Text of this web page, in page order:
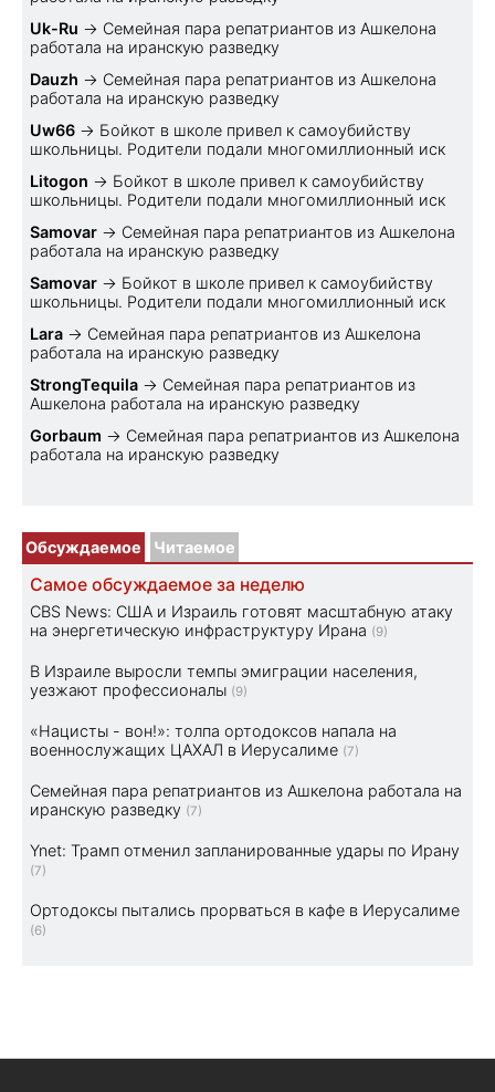
Uk-Ru → Семейная пара репатриантов из Ашкелона
работала на иранскую разведку
Dauzh → Семейная пара репатриантов из Ашкелона
работала на иранскую разведку
Uw66 → Бойкот в школе привел к самоубийству
школьницы. Родители подали многомиллионный иск
Litogon → Бойкот в школе привел к самоубийству
школьницы. Родители подали многомиллионный иск
Samovar → Семейная пара репатриантов из Ашкелона
работала на иранскую разведку
Samovar → Бойкот в школе привел к самоубийству
школьницы. Родители подали многомиллионный иск
Lara → Семейная пара репатриантов из Ашкелона
работала на иранскую разведку
StrongTequila → Семейная пара репатриантов из
Ашкелона работала на иранскую разведку
Gorbaum → Семейная пара репатриантов из Ашкелона
работала на иранскую разведку
Обсуждаемое Читаемое
Самое обсуждаемое за неделю
CBS News: США и Израиль готовят масштабную атаку
на энергетическую инфраструктуру Ирана (9)
В Израиле выросли темпы эмиграции населения,
уезжают профессионалы (9)
«Нацисты - вон!»: толпа ортодоксов напала на
военнослужащих ЦАХАЛ в Иерусалиме (7)
Семейная пара репатриантов из Ашкелона работала на
иранскую разведку (7)
Ynet: Трамп отменил запланированные удары по Ирану
(7)
Ортодоксы пытались прорваться в кафе в Иерусалиме
(6)